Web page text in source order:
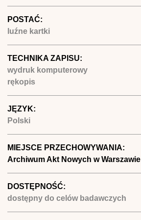
POSTAĆ:
luźne kartki
TECHNIKA ZAPISU:
wydruk komputerowy
rękopis
JĘZYK:
Polski
MIEJSCE PRZECHOWYWANIA:
Archiwum Akt Nowych w Warszawie
DOSTĘPNOŚĆ:
dostępny do celów badawczych